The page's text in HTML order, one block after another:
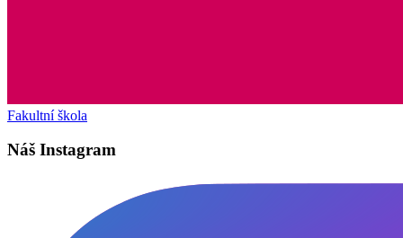
Fakultní škola
Náš Instagram